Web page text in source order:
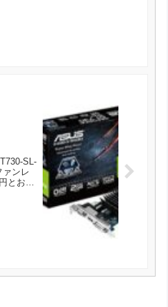
SL-
ァンレ
とお買